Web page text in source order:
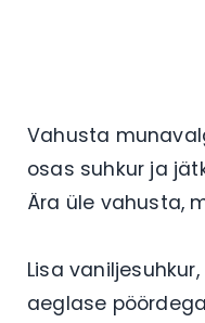
Vahusta
osas suhkur ja
Ära üle vahusta,
Lisa
aeglase